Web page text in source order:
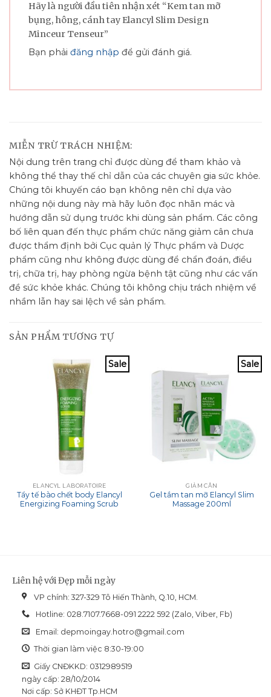
Hãy là người đầu tiên nhận xét “Kem tan mỡ
bụng, hông, cánh tay Elancyl Slim Design
Minceur Tenseur”
Bạn phải đăng nhập để gửi đánh giá.
MIỄN TRỪ TRÁCH NHIỆM:
Nội dung trên trang chỉ được dùng để tham khảo và
không thể thay thế chỉ dẫn của các chuyên gia sức khỏe.
Chúng tôi khuyến cáo bạn không nên chỉ dựa vào
những nội dung này mà hãy luôn đọc nhãn mác và
hướng dẫn sử dụng trước khi dùng sản phẩm. Các công
bố liên quan đến thực phẩm chức năng giảm cân chưa
được thẩm định bởi Cục quản lý Thực phẩm và Dược
phẩm cũng như không được dùng để chẩn đoán, điều
trị, chữa trị, hay phòng ngừa bệnh tật cũng như các vấn
đề sức khỏe khác. Chúng tôi không chịu trách nhiệm về
nhầm lẫn hay sai lệch về sản phẩm.
SẢN PHẨM TƯƠNG TỰ
Sale
ELANCYL LABORATOIRE
Tẩy tế bào chết body Elancyl
Energizing Foaming Scrub
Sale
GIẢM CÂN
Gel tắm tan mỡ Elancyl Slim
Massage 200ml
Liên hệ với Đẹp mỗi ngày
VP chính: 327-329 Tô Hiến Thành, Q.10, HCM.
Hotline: 028.7107.7668-091 2222 592 (Zalo, Viber, Fb)
Email: depmoingay.hotro@gmail.com
Thời gian làm việc 8:30-19:00
Giấy CNĐKKD: 0312989519
ngày cấp: 28/10/2014
Nơi cấp: Sở KHĐT Tp.HCM